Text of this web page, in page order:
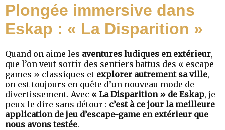
Plongée immersive dans
Eskap : « La Disparition »
Quand on aime les aventures ludiques en extérieur,
que l’on veut sortir des sentiers battus des « escape
games » classiques et explorer autrement sa ville,
on est toujours en quête d’un nouveau mode de
divertissement. Avec « La Disparition » de Eskap, je
peux le dire sans détour : c’est à ce jour la meilleure
application de jeu d’escape-game en extérieur que
nous avons testée.